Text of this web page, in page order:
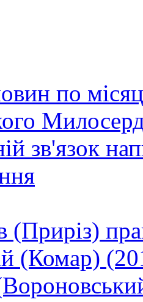
по
зв'язок
(Приріз)
(Комар)